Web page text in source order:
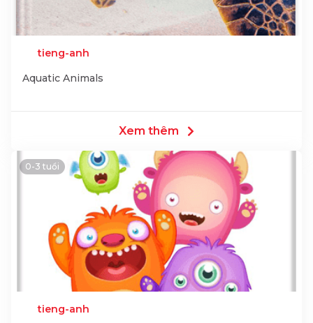
tieng-anh
Aquatic Animals
Xem thêm
0-3 tuổi
tieng-anh